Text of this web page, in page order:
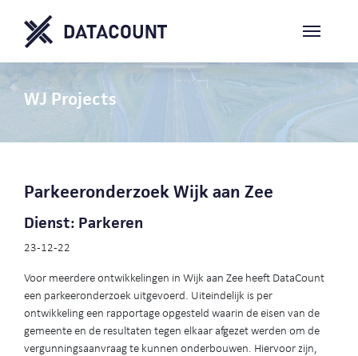
WJ Projects
Parkeeronderzoek Wijk aan Zee
Dienst: Parkeren
23-12-22
Voor meerdere ontwikkelingen in Wijk aan Zee heeft DataCount
een parkeeronderzoek uitgevoerd. Uiteindelijk is per
ontwikkeling een rapportage opgesteld waarin de eisen van de
gemeente en de resultaten tegen elkaar afgezet werden om de
vergunningsaanvraag te kunnen onderbouwen. Hiervoor zijn,